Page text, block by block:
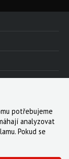
potřebujeme
analyzovat
Pokud se